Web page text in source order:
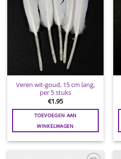
Veren wit-goud, 15 cm lang,
per 5 stuks
€1.95
TOEVOEGEN AAN
WINKELWAGEN